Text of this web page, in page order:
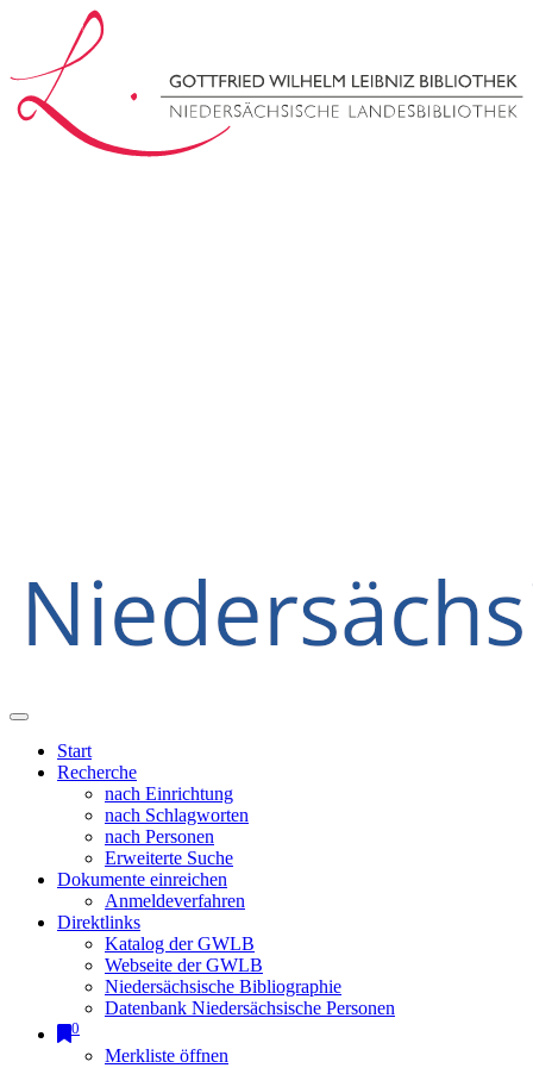
Start
Recherche
nach Einrichtung
nach Schlagworten
nach Personen
Erweiterte Suche
Dokumente einreichen
Anmeldeverfahren
Direktlinks
Katalog der GWLB
Webseite der GWLB
Niedersächsische Bibliographie
Datenbank Niedersächsische Personen
0
Merkliste öffnen